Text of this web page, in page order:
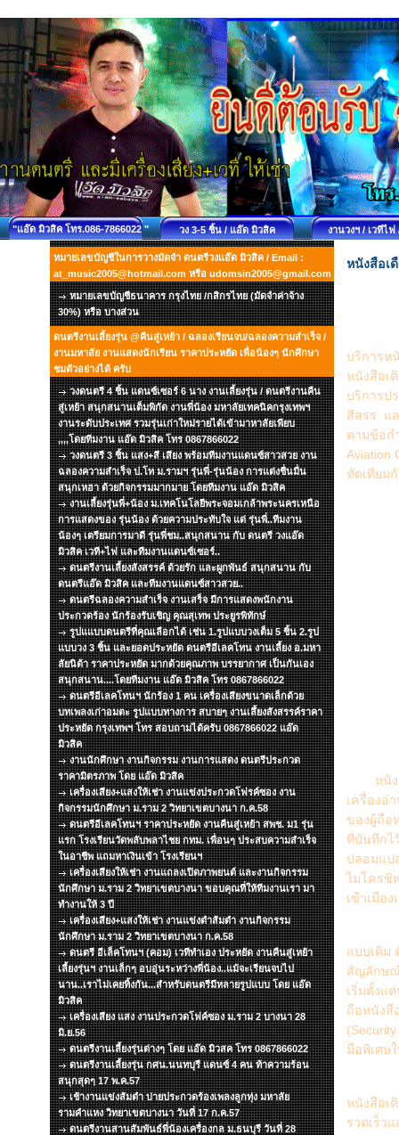
"แอ๊ด มิวสิค โทร.086-7866022 " วง 3-5 ชิ้น / แอ๊ด มิวสิค งานวงฯ / เวทีไ
หมายเลขบัญชีในการวางมัดจำ ดนตรีวงแอ๊ด มิวสิค / Email :
at_music2005@hotmail.com หรือ udomsin2005@gmail.com
หมายเลขบัญชีธนาคาร กรุงไทย /กสิกรไทย (มัดจำค่าจ้าง
30%) หรือ บางส่วน
ดนตรีงานเลี้ยงรุ่น @คืนสู่เหย้า / ฉลองเรียนจบ/ฉลองความสำเร็จ /
งานมหาลัย งานแสดงนักเรียน ราคาประหยัด เพื่อน้องๆ นักศึกษา
ชมตัวอย่างได้ ครับ
วงดนตรี 4 ชิ้น แดนซ์เซอร์ 6 นาง งานเลี้ยงรุ่น / ดนตรีงานคืน
สู่เหย้า สนุกสนานเต็มพิกัด งานพี่น้อง มหาลัยเทคนิคกรุงเทพฯ
งานระดับประเทศ รวมรุ่นเก่าใหม่รายได้เข้ามาหาลัยเพียบ
,,,,โดยทีมงาน แอ๊ด มิวสิค โทร 0867866022
วงดนตรี 3 ชิ้น แสง+สี เสียง พร้อมทีมงานแดนซ์สาวสวย งาน
ฉลองความสำเร็จ ป.โท ม.รามฯ รุ่นพี่-รุ่นน้อง การแต่งชื่นมื่น
สนุกเหฮา ด้วยกิจกรรมมากมาย โดยทีมงาน แอ๊ด มิวสิค
งานเลี้ยงรุ่นพี่+น้อง ม.เทคโนโลยีพระจอมเกล้าพระนครเหนือ
การแสดงของ รุ่นน้อง ด้วยความประทับใจ แด่ รุ่นพี่..ทีมงาน
น้องๆ เตรียมการมาดี รุ่นพี่ชม..สนุกสนาน กับ ดนตรี วงแอ๊ด
มิวสิค เวที+ไฟ และทีมงานแดนซ์เซอร์..
ดนตรีงานเลี้ยงสังสรรค์ ด้วยรัก และผูกพันธ์ สนุกสนาน กับ
ดนตรีแอ๊ด มิวสิค และทีมงานแดนซ์สาวสวย..
ดนตรีฉลองความสำเร็จ งานเสร็จ มีการแสดงพนักงาน
ประกวดร้อง นักร้องรับเชิญ คุณสุเทพ ประยูรพิทักษ์
รูปแแบบดนตรีที่คุณเลือกได้ เช่น 1.รูปแบบวงเต็ม 5 ชิ้น 2.รูป
แบบวง 3 ชิ้น และยอดประหยัด ดนตรีอีเลคโทน งานเลี้ยง อ.มหา
ลัยนิด้า ราคาประหยัด มากด้วยคุณภาพ บรรยากาศ เป็นกันเอง
สนุกสนาน....โดยทีมงาน แอ๊ด มิวสิค โทร 0867866022
ดนตรีอีเลคโทนฯ นักร้อง 1 คน เครื่องเสียงขนาดเล็กด้วย
บทเพลงเก่าอมตะ รูปแบบทางการ สบายๆ งานเลึ้ยงสังสรรค์ราคา
ประหยัด กรุงเทพฯ โทร สอบถามได้ครับ 0867866022 แอ๊ด
มิวสิค
งานนักศึกษา งานกิจกรรม งานการแสดง ดนตรีประกวด
ราคามิตรภาพ โดย แอ๊ด มิวสิค
เครื่องเสียง+แสงให้เช่า งานแข่งประกวดโฟรค์ซอง งาน
กิจกรรมนักศึกษา ม.ราม 2 วิทยาเขตบางนา ก.ค.58
ดนตรีอีเลคโทนฯ ราคาประหยัด งานคืนสู่เหย้า สพช. ม1 รุ่น
แรก โรงเรียนวัดพลับพลาไชย กทม. เพื่อนๆ ประสบความสำเร็จ
ในอาชีพ แถมหาเงินเข้า โรงเรียนฯ
เครื่องเสียงให้เช่า งานแถลงเปิดภาพยนต์ และงานกิจกรรม
นักศึกษา ม.ราม 2 วิทยาเขตบางนา ขอบคุณที่ให้ทีมงานเรา มา
ทำงานให้ 3 ปี
เครื่องเสียง+แสงให้เช่า งานแข่งตำส้มตำ งานกิจกรรม
นักศึกษา ม.ราม 2 วิทยาเขตบางนา ก.ค.58
ดนตรี อีเล็คโทนฯ (คอม) เวทีทำเอง ประหยัด งานคืนสู่เหย้า
เลี้ยงรุ่นฯ งานเล็กๆ อบอุ่นระหว่างพี่น้อง..แม้จะเรียนจบไป
นาน..เราไม่เคยทิ้งกัน...สำหรับดนตรีมีหลายรูปแบบ โดย แอ๊ด
มิวสิค
เครื่องเสียง แสง งานประกวดโฟค์ซอง ม.ราม 2 บางนา 28
มิ.ย.56
ดนตรีงานเลี้ยงรุ่นต่างๆ โดย แอ๊ด มิวสค โทร 0867866022
ดนตรีงานเลี้ยงรุ่น กศน.นนทบุรี แดนซ์ 4 คน ท้าความร้อน
สนุกสุดๆ 17 พ.ค.57
เช้างานแข่งส้มตำ บ่ายประกวดร้องเพลงลูกทุ่ง มหาลัย
รามคำแหง วิทยาเขตบางนา วันที่ 17 ก.ค.57
ดนตรีงานสานสัมพันธ์พี่น้องเครื่องกล ม.ธนบุรี วันที่ 28
หนังสือเ
บริการห
หนังสือเ
บริการป
สีสรร แ
ตามข้อก
Aviation
ทัดเทียม
หนั
เครื่องอ่
ของผู้ถือ
ที่บันทึกไ
ปลอมแป
ไมโครชิ
เข้าเมือ
แบบเดิม
สัญลักษณ์
เริ่มตั้งแ
ถือหนังสื
มือพิเศษ
หนังสือเ
รวดเร็ว